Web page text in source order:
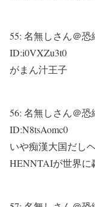
55: 名無しさん＠恐
ID:i0VXZu3t0
がまん汁王子
56: 名無しさん＠恐
ID:N8tsAomc0
いや痴漢大国だし
HENNTAIが世界に